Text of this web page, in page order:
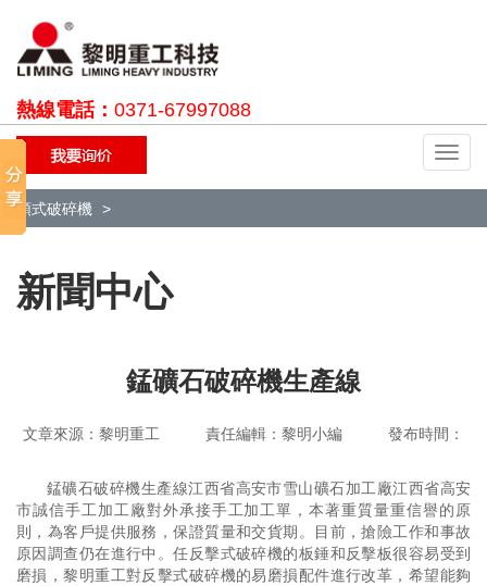
熱線電話： 0371-67997088
切
換
顎式破碎機
新聞中心
錳礦石破碎機生產線
文章來源：黎明重工 責任編輯：黎明小編 發布時間：
錳礦石破碎機生產線江西省高安市雪山礦石加工廠江西省高安
市誠信手工加工廠對外承接手工加工單，本著重質量重信譽的原
則，為客戶提供服務，保證質量和交貨期。目前，搶險工作和事故
原因調查仍在進行中。任反擊式破碎機的板錘和反擊板很容易受到
磨損，黎明重工對反擊式破碎機的易磨損配件進行改革，希望能夠